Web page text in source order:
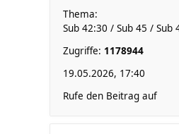
Thema:
Sub 42:30 / Sub 45 / Sub
Zugriffe: 1178944
19.05.2026, 17:40
Rufe den Beitrag auf